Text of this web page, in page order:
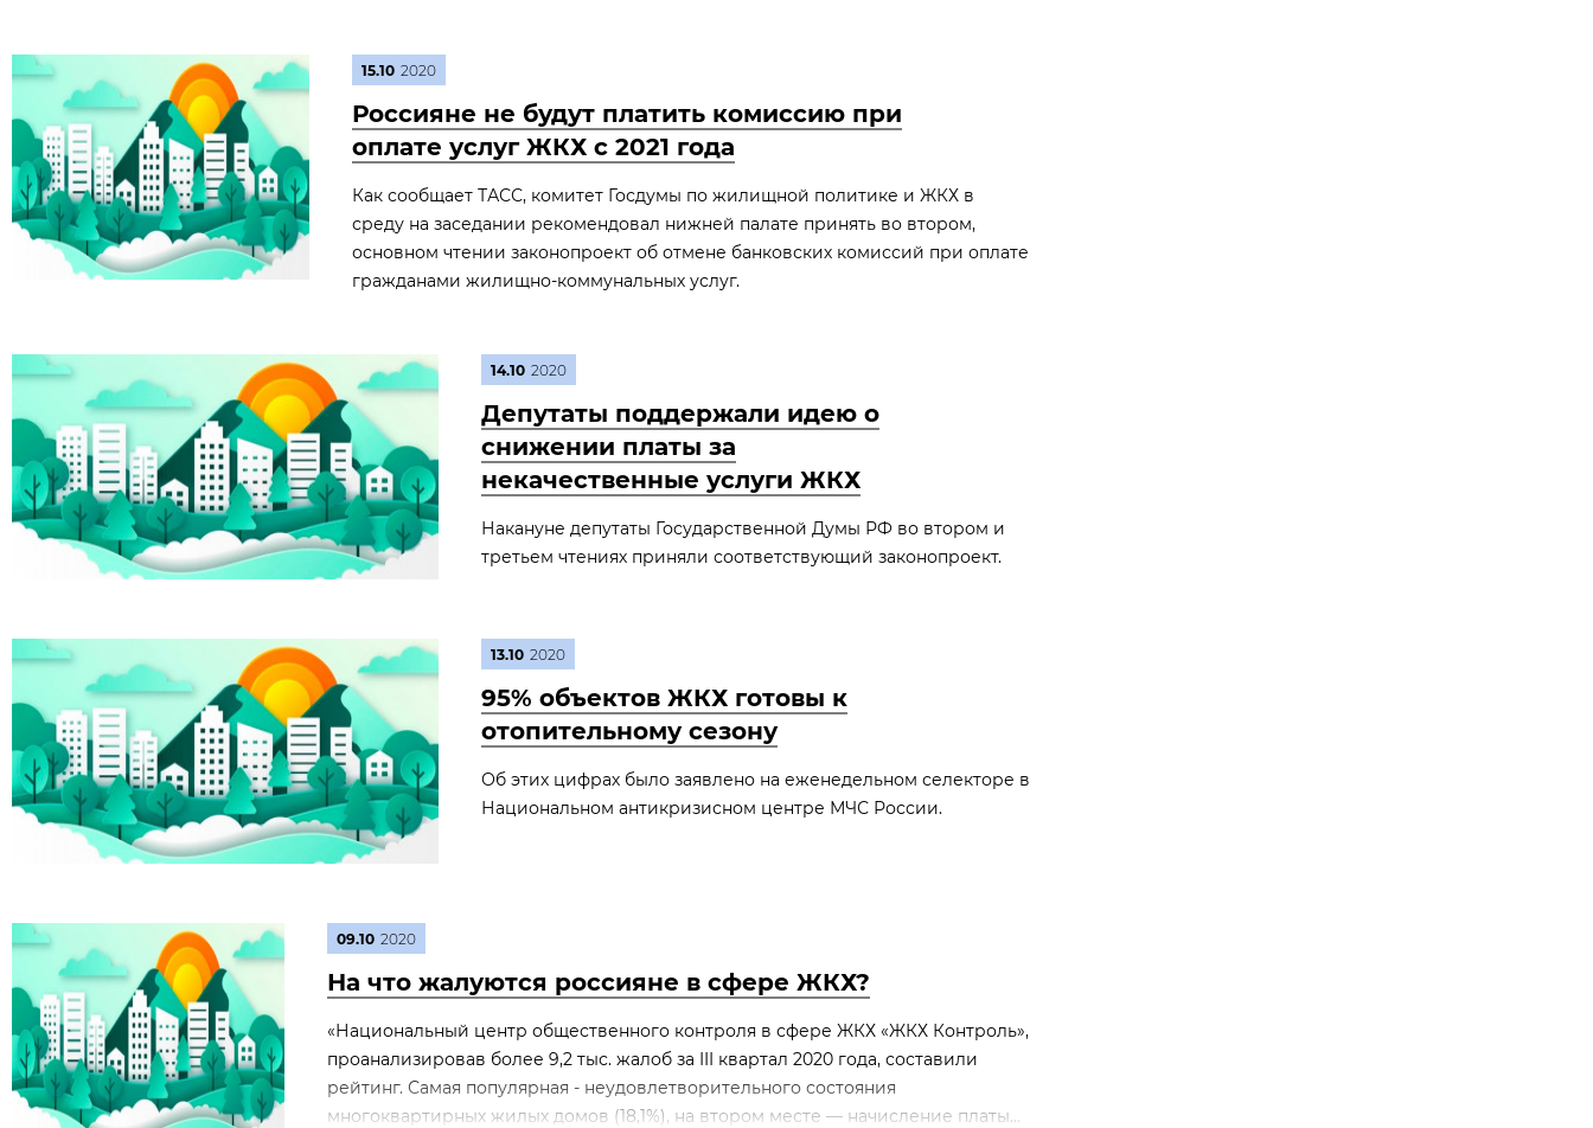
15.10 2020
Россияне не будут платить комиссию при
оплате услуг ЖКХ с 2021 года
Как сообщает ТАСС, комитет Госдумы по жилищной политике и ЖКХ в
среду на заседании рекомендовал нижней палате принять во втором,
основном чтении законопроект об отмене банковских комиссий при оплате
гражданами жилищно-коммунальных услуг.
14.10 2020
Депутаты поддержали идею о
снижении платы за
некачественные услуги ЖКХ
Накануне депутаты Государственной Думы РФ во втором и
третьем чтениях приняли соответствующий законопроект.
13.10 2020
95% объектов ЖКХ готовы к
отопительному сезону
Об этих цифрах было заявлено на еженедельном селекторе в
Национальном антикризисном центре МЧС России.
09.10 2020
На что жалуются россияне в сфере ЖКХ?
«Национальный центр общественного контроля в сфере ЖКХ «ЖКХ Контроль»,
проанализировав более 9,2 тыс. жалоб за III квартал 2020 года, составили
рейтинг. Самая популярная - неудовлетворительного состояния
многоквартирных жилых домов (18,1%), на втором месте — начисление платы...